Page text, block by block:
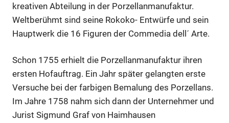
kreativen Abteilung in der Porzellanmanufaktur.
Weltberühmt sind seine Rokoko- Entwürfe und sein
Hauptwerk die 16 Figuren der Commedia dell´ Arte.
Schon 1755 erhielt die Porzellanmanufaktur ihren
ersten Hofauftrag. Ein Jahr später gelangten erste
Versuche bei der farbigen Bemalung des Porzellans.
Im Jahre 1758 nahm sich dann der Unternehmer und
Jurist Sigmund Graf von Haimhausen